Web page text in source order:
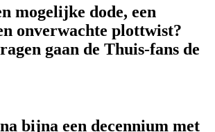
mogelijke dode, een
onverwachte plottwist?
gaan de Thuis-fans de
bijna een decennium met